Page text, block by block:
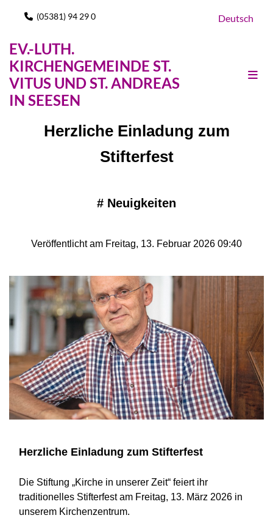
 (05381) 94 29 0 Deutsch
EV.-LUTH.
KIRCHENGEMEINDE ST.
VITUS UND ST. ANDREAS
IN SEESEN
Herzliche Einladung zum
Stifterfest
# Neuigkeiten
Veröffentlicht am Freitag, 13. Februar 2026 09:40
Herzliche Einladung zum Stifterfest
Die Stiftung „Kirche in unserer Zeit“ feiert ihr
traditionelles Stifterfest am Freitag, 13. März 2026 in
unserem Kirchenzentrum.